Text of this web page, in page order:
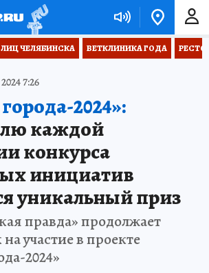
ЛИЦ ЧЕЛЯБИНСКА ВЕТКЛИНИКА ГОДА
7:26
2024»:
каждой
конкурса
инициатив
уникальный приз
правда» продолжает
участие в проекте
2024»